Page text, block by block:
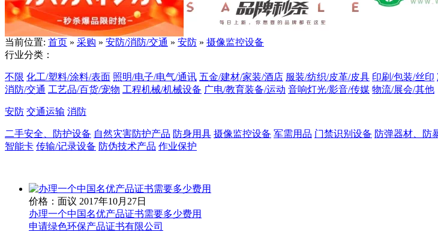
当前位置: 首页 » 采购 » 安防/消防/交通 » 安防 » 摄像监控设备
行业分类：
不限 化工/塑料/涂料/表面 照明/电子/电气/通讯 五金/建材/家装/酒店 服装/纺织/皮革/皮具 印刷/包装/丝印
消防/交通 工艺品/百货/宠物 工程机械/机械设备 广电/教育装备/运动 音响灯光/影音/传媒 物流/展会/其他
安防 交通运输 消防
二手安全、防护设备 自然灾害防护产品 防身用具 摄像监控设备 军需用品 门禁识别设备 防弹器材、防
智能卡 传输/记录设备 防伪技术产品 作业保护
价格：面议 2017年10月27日
办理一个中国名优产品证书需要多少费用
申请绿色环保产品证书有限公司